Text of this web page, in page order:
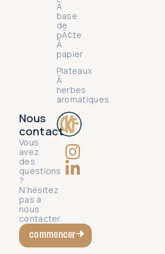
Ã
base
de
pÃ¢te
Ã
papier
Plateaux
Ã
herbes
aromatiques
Nous
contact
Vous
avez
des
questions
?
N’hésitez
pas à
nous
contacter.
commencer